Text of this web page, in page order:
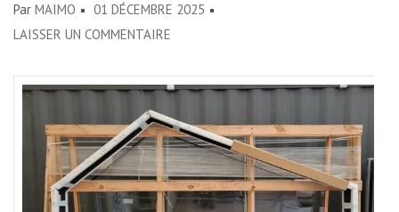
Par MAIMO
01 DÉCEMBRE 2025
LAISSER UN COMMENTAIRE
ARTISANALE
MÉO
MENUISERIE
:
SUBLIMEZ